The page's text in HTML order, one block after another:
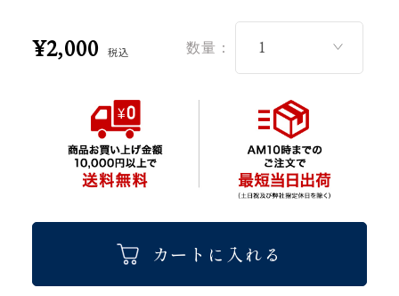
¥2,000 税込 数量：
カートに入れる